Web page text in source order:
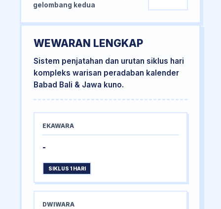
gelombang kedua
WEWARAN LENGKAP
Sistem penjatahan dan urutan siklus hari
kompleks warisan peradaban kalender
Babad Bali & Jawa kuno.
EKAWARA
-
SIKLUS 1 HARI
DWIWARA